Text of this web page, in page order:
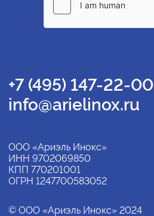
+7 (495) 147-22-00
info@arielinox.ru
ООО «Ариэль Инокс»
ИНН 9702069850
КПП 770201001
ОГРН 1247700583052
© ООО «Ариэль Инокс» 2024